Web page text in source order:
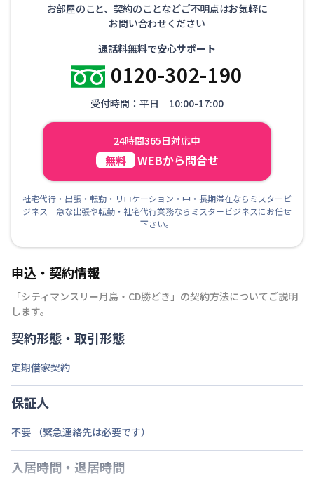
お部屋のこと、契約のことなどご不明点はお気軽に
お問い合わせください
通話料無料で安心サポート
0120-302-190
受付時間：平日 10:00-17:00
24時間365日対応中
無料 WEBから問合せ
社宅代行・出張・転勤・リロケーション・中・長期滞在ならミスタービ
ジネス 急な出張や転勤・社宅代行業務ならミスタービジネスにお任せ
下さい。
申込・契約情報
「シティマンスリー月島・CD勝どき 」の契約方法についてご説明
します。
契約形態・取引形態
定期借家契約
保証人
不要 （緊急連絡先は必要です）
入居時間・退居時間